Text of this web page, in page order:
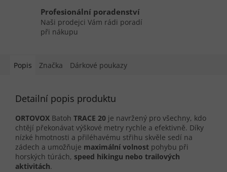
Profesionální poradenství
Naši prodejci Vám rádi poradí
při nákupu
Popis Značka Dárkové poukazy
Detailní popis produktu
ORTOVOX Batoh TRACE 20 je navržený pro všechny, kdo
chtějí překonávat výškové metry rychle a efektivně. Díky
nízké hmotnosti a přiléhavému střihu skvěle sedí na
zádech a umožňuje maximální volnost pohybu při
horských túrách, speed hikingu nebo trailových
aktivitách.